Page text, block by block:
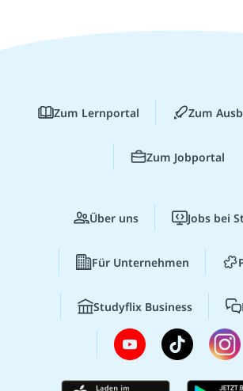
Zum Lernportal Zum
Zum Jobportal
Über uns Jobs bei
Für Unternehmen
Studyflix Business